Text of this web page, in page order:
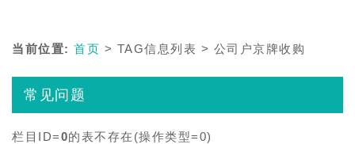
当前位置: 首页 > TAG信息列表 > 公司户京牌收购
常见问题
栏目ID=0的表不存在(操作类型=0)